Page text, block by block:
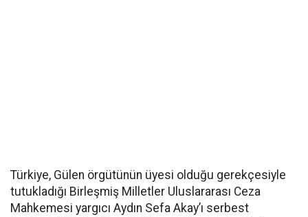
Türkiye, Gülen örgütünün üyesi olduğu gerekçesiyle
tutukladığı Birleşmiş Milletler Uluslararası Ceza
Mahkemesi yargıcı Aydın Sefa Akay’ı serbest